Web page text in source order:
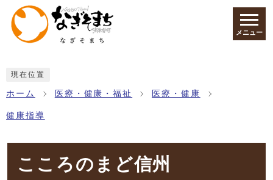
ページの先頭です
メニュー
現在位置
ホーム 医療・健康・福祉 医療・健康
健康指導
こころのまど信州